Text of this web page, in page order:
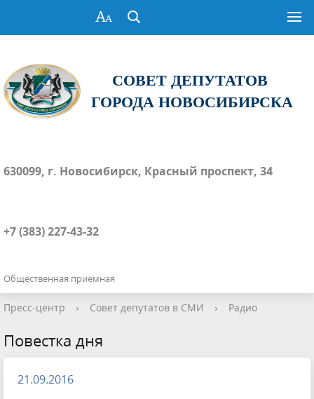
СОВЕТ ДЕПУТАТОВ
ГОРОДА НОВОСИБИРСКА
630099, г. Новосибирск, Красный проспект, 34
+7 (383) 227-43-32
Общественная приемная
Пресс-центр › Совет депутатов в СМИ › Радио
Повестка дня
21.09.2016